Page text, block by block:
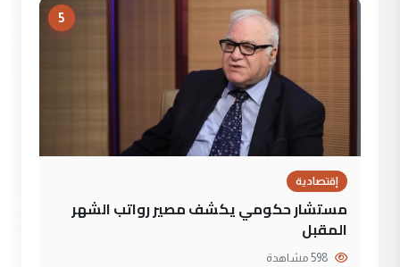
5
إقتصادية
مستشار حكومي يكشف مصير رواتب الشهر
المقبل